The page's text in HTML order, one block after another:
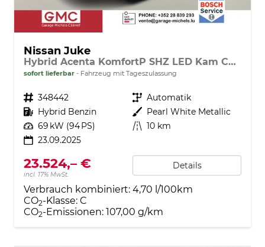
Nissan Juke
Hybrid Acenta KomfortP SHZ LED Kam CarP BT
sofort lieferbar Fahrzeug mit Tageszulassung
Fahrzeugnr. 348442 Getriebe Automatik
Kraftstoff Hybrid Benzin Außenfarbe Pearl White Metallic
Leistung 69 kW (94 PS) Kilometerstand 10 km
23.09.2025
23.524,– €
incl. 17% MwSt.
Details
Verbrauch kombiniert: 4,70 l/100km
CO2-Klasse: C
CO2-Emissionen: 107,00 g/km